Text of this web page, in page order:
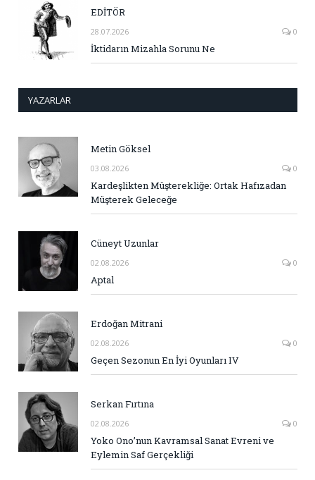
EDİTÖR
28.07.2026 0
İktidarın Mizahla Sorunu Ne
YAZARLAR
Metin Göksel
03.08.2026 0
Kardeşlikten Müşterekliğe: Ortak Hafızadan
Müşterek Geleceğe
Cüneyt Uzunlar
02.08.2026 0
Aptal
Erdoğan Mitrani
02.08.2026 0
Geçen Sezonun En İyi Oyunları IV
Serkan Fırtına
02.08.2026 0
Yoko Ono’nun Kavramsal Sanat Evreni ve
Eylemin Saf Gerçekliği